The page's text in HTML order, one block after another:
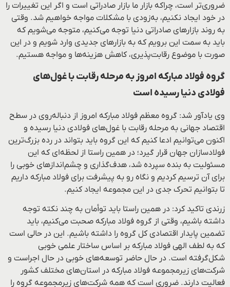
ضروری‌تر است، چراکه بازار ما بازار صادراتی است و اگر این تغییرات را
در خود ایجاد نکنیم، به‌زودی با مشکلات مواجه خواهیم شد. وقتی
به روند بازارهای صادراتی دنیا توجه می‌کنیم، متوجه می‌شویم که
باید به سمت این برویم که به بازارهای جدیدی وارد شویم و در این
صورت با موضوع رقابت‌پذیری، کاهش هزینه‌ها و مواجه هستیم.
گروه فولاد مبارکه امروز به مرحله رقابت با غول‌های
فولادی دنیا رسیده است
وی یادآور شد: گروه معظم فولاد مبارکه امروز از دنباله‌روی در سطح
اقتصاد جهانی به مرحله رقابت با غول‌های فولادی دنیا رسیده و
اکنون می‌توانیم ادعا کنیم که این گروه باید بتواند در رده بزرگ‌ترین
فولادسازان جهان قرار گیرد؛ در همین راستا از لحظه‌ای که این
مسئولیت به بنده سپرده شد، هدف‌گذاری و چشم‌انداز‌های خوبی را
برای آن ترسیم کردیم و نگاه رو به پیشرفت برای فولاد مبارکه داریم
تا بتوانیم تحرک جدی در این مجموعه ایجاد کنیم.
زرندی تاکید کرد: در همین راستا باید توأمان به چند نکته توجه
داشته باشیم، وقتی از گروه فولاد مبارکه صحبت می‌کنیم، باید
تضمین پایدار اقتصادی کل گروه را داشته باشیم. این در حالی است
که به لطف الهی فولاد مبارکه بر اساس ساختار علمی خوبی
شکل‌گرفته است. در حال حاضر توسعه‌های خوبی در حال اجراست و
شرکت‌های زیرمجموعه فولاد مبارکه در استان‌های مختلف کشور
فعالیت دارند. ضروری است که همه شرکت‌های زیرمجموعه گروه را